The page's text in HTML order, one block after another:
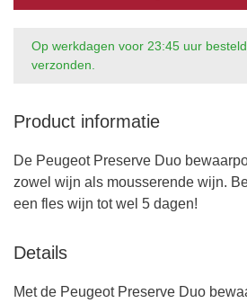
Op werkdagen voor 23:45 uur
verzonden.
Product informatie
De Peugeot Preserve Duo
zowel wijn als mousserende wijn.
een fles wijn tot wel 5 dagen!
Details
Met de Peugeot Preserve Duo